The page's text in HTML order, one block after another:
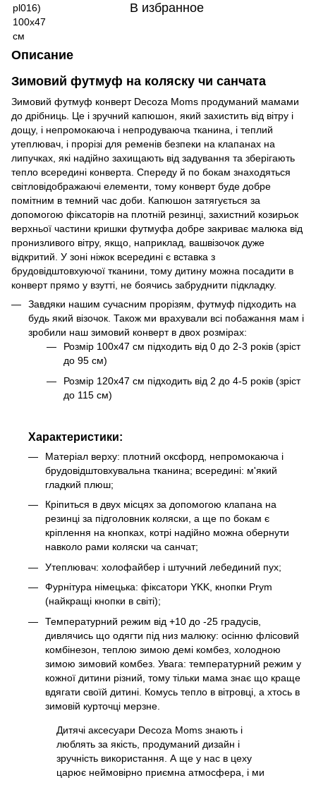
В избранное
Описание
Зимовий футмуф на коляску чи санчата
Зимовий футмуф конверт Decoza Moms продуманий мамами
до дрібниць. Це і зручний капюшон, який захистить від вітру і
дощу, і непромокаюча і непродуваюча тканина, і теплий
утеплювач, і прорізі для ременів безпеки на клапанах на
липучках, які надійно захищають від задування та зберігають
тепло всередині конверта. Спереду й по бокам знаходяться
світловідображаючі елементи, тому конверт буде добре
помітним в темний час доби. Капюшон затягується за
допомогою фіксаторів на плотній резинці, захистний козирьок
верхньої частини кришки футмуфа добре закриває малюка від
пронизливого вітру, якщо, наприклад, вашвізочок дуже
відкритий. У зоні ніжок всередині є вставка з
брудовідштовхуючої тканини, тому дитину можна посадити в
конверт прямо у взутті, не боячись забруднити підкладку.
Завдяки нашим сучасним прорізям, футмуф підходить на
будь який візочок. Також ми врахували всі побажання мам і
зробили наш зимовий конверт в двох розмірах:
Розмір 100х47 см підходить від 0 до 2-3 років (зріст
до 95 см)
Розмір 120х47 см підходить від 2 до 4-5 років (зріст
до 115 см)
Характеристики:
Матеріал верху: плотний оксфорд, непромокаюча і
брудовідштовхувальна тканина; всередині: м'який
гладкий плюш;
Кріпиться в двух місцях за допомогою клапана на
резинці за підголовник коляски, а ще по бокам є
кріплення на кнопках, котрі надійно можна обернути
навколо рами коляски ча санчат;
Утеплювач: холофайбер і штучний лебединий пух;
Фурнітура німецька: фіксатори YKK, кнопки Prym
(найкращі кнопки в світі);
Температурний режим від +10 до -25 градусів,
дивлячись що одягти під низ малюку: осінню флісовий
комбінезон, теплою зимою демі комбез, холодною
зимою зимовий комбез. Увага: температурний режим у
кожної дитини різний, тому тільки мама знає що краще
вдягати своїй дитині. Комусь тепло в вітровці, а хтось в
зимовій курточці мерзне.
Дитячі аксесуари Decoza Moms знають і
люблять за якість, продуманий дизайн і
зручність використання. А ще у нас в цеху
царює неймовірно приємна атмосфера, і ми